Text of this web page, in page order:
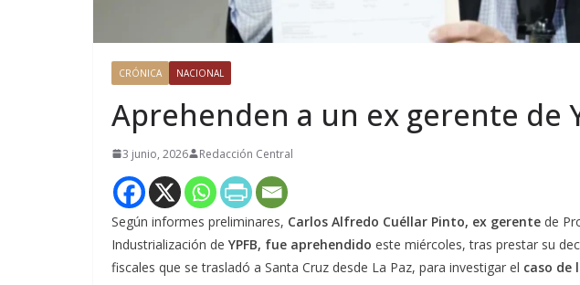
CRÓNICA NACIONAL
Aprehenden a un ex gerente de
3 junio, 2026 Redacción Central
Según informes preliminares, Carlos Alfredo Cuéllar Pinto, ex gerente de
Industrialización de YPFB, fue aprehendido este miércoles, tras prestar su
fiscales que se trasladó a Santa Cruz desde La Paz, para investigar el caso de